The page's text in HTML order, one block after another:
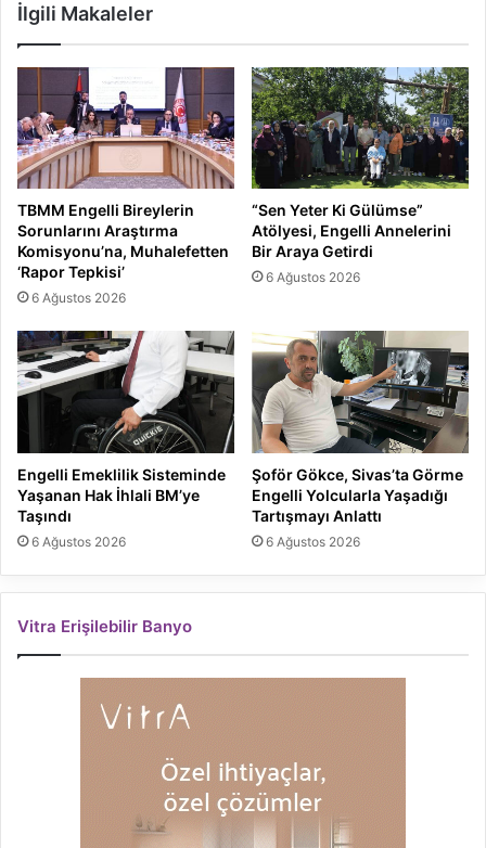
İlgili Makaleler
TBMM Engelli Bireylerin
Sorunlarını Araştırma
Komisyonu’na, Muhalefetten
‘Rapor Tepkisi’
6 Ağustos 2026
“Sen Yeter Ki Gülümse”
Atölyesi, Engelli Annelerini
Bir Araya Getirdi
6 Ağustos 2026
Engelli Emeklilik Sisteminde
Yaşanan Hak İhlali BM’ye
Taşındı
6 Ağustos 2026
Şoför Gökce, Sivas’ta Görme
Engelli Yolcularla Yaşadığı
Tartışmayı Anlattı
6 Ağustos 2026
Vitra Erişilebilir Banyo